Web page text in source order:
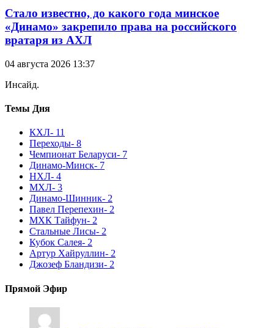
Стало известно, до какого года минское
«Динамо» закрепило права на российского
вратаря из АХЛ
04 августа 2026 13:37
Инсайд.
Темы Дня
КХЛ- 11
Переходы- 8
Чемпионат Беларуси- 7
Динамо-Минск- 7
НХЛ- 4
МХЛ- 3
Динамо-Шинник- 2
Павел Перепехин- 2
МХК Тайфун- 2
Стальные Лисы- 2
Кубок Салея- 2
Артур Хайруллин- 2
Джозеф Бландизи- 2
Прямой Эфир